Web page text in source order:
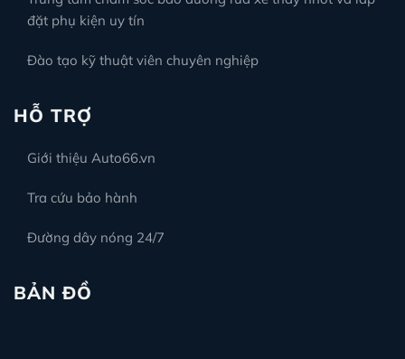
đặt phụ kiện uy tín
Đào tạo kỹ thuật viên chuyên nghiệp
HỖ TRỢ
Giới thiệu Auto66.vn
Tra cứu bảo hành
Đường dây nóng 24/7
BẢN ĐỒ